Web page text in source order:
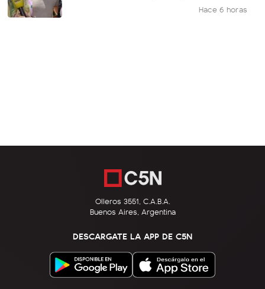
Hace 6 horas
Olleros 3551, C.A.B.A.
Buenos Aires, Argentina
DESCARGATE LA APP DE C5N